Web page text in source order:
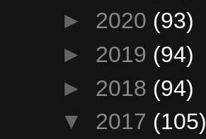
► 2020 (93)
► 2019 (94)
► 2018 (94)
▼ 2017 (105)